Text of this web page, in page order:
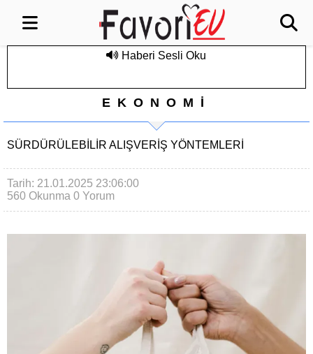
Haberi Sesli Oku
EKONOMİ
SÜRDÜRÜLEBILIR ALIŞVERIŞ YÖNTEMLERI
Tarih: 21.01.2025 23:06:00
560 Okunma 0 Yorum